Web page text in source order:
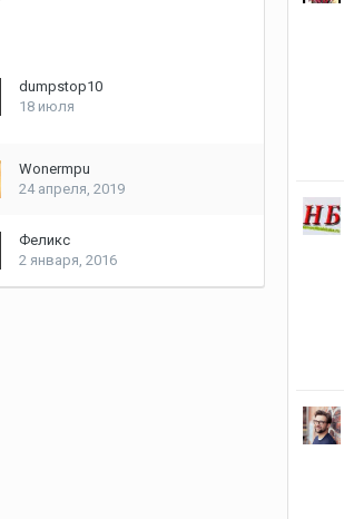
dumpstop10
18 июля
Wonermpu
24 апреля, 2019
Феликс
2 января, 2016